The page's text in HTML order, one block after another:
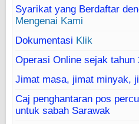
Syarikat yang Berdaftar
Mengenai Kami
Dokumentasi Klik
Operasi Online sejak tahun
Jimat masa, jimat minyak,
Caj penghantaran pos
untuk sabah Sarawak